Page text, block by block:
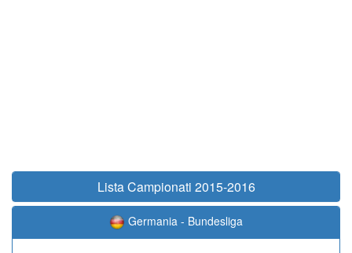
Lista Campionati 2015-2016
Germania - Bundesliga